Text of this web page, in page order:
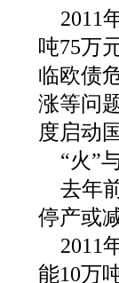
2011
吨75万
临欧债
涨等问
度启动
“火”
去年
停产或
2011
能10万